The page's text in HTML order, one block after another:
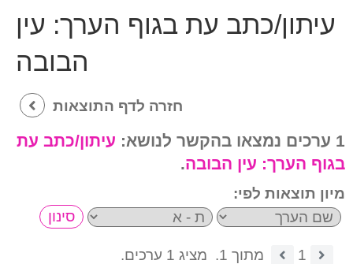
עיתון/כתב עת בגוף הערך: עין
הבובה
חזרה לדף התוצאות
1 ערכים נמצאו בהקשר לנושא:
עיתון/כתב עת
בגוף הערך: עין הבובה.
מיון תוצאות לפי:
1 מתוך 1.
מציג 1 ערכים.